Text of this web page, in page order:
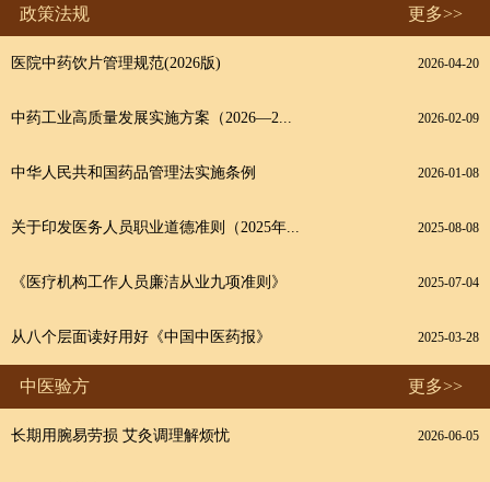
政策法规 更多>>
医院中药饮片管理规范(2026版) 2026-04-20
中药工业高质量发展实施方案（2026—2... 2026-02-09
中华人民共和国药品管理法实施条例 2026-01-08
关于印发医务人员职业道德准则（2025年... 2025-08-08
《医疗机构工作人员廉洁从业九项准则》 2025-07-04
从八个层面读好用好《中国中医药报》 2025-03-28
中医验方 更多>>
长期用腕易劳损 艾灸调理解烦忧 2026-06-05